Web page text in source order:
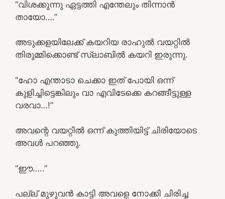
“വിശക്കുന്നു ഏട്ടത്തി എന്തേലും തിന്നാൻ
തായോ….”
അടുക്കളയിലേക്ക് കയറിയ രാഹുൽ വയറ്റിൽ
തിരുമ്മിക്കൊണ്ട് സ്ലാബിൽ കയറി ഇരുന്നു.
“ഹോ എന്താടാ ചെക്കാ ഇത് പോയി ഒന്ന്
കുളിച്ചിട്ടെങ്കിലും വാ എവിടേക്കെ കറങ്ങീട്ടുള്ള
വരവാ…!”
അവന്റെ വയറ്റിൽ ഒന്ന് കുത്തിയിട്ട് ചിരിയോടെ
അവൾ പറഞ്ഞു.
“ഈ…..”
പല്ല് മുഴുവൻ കാട്ടി അവളെ നോക്കി ചിരിച്ച